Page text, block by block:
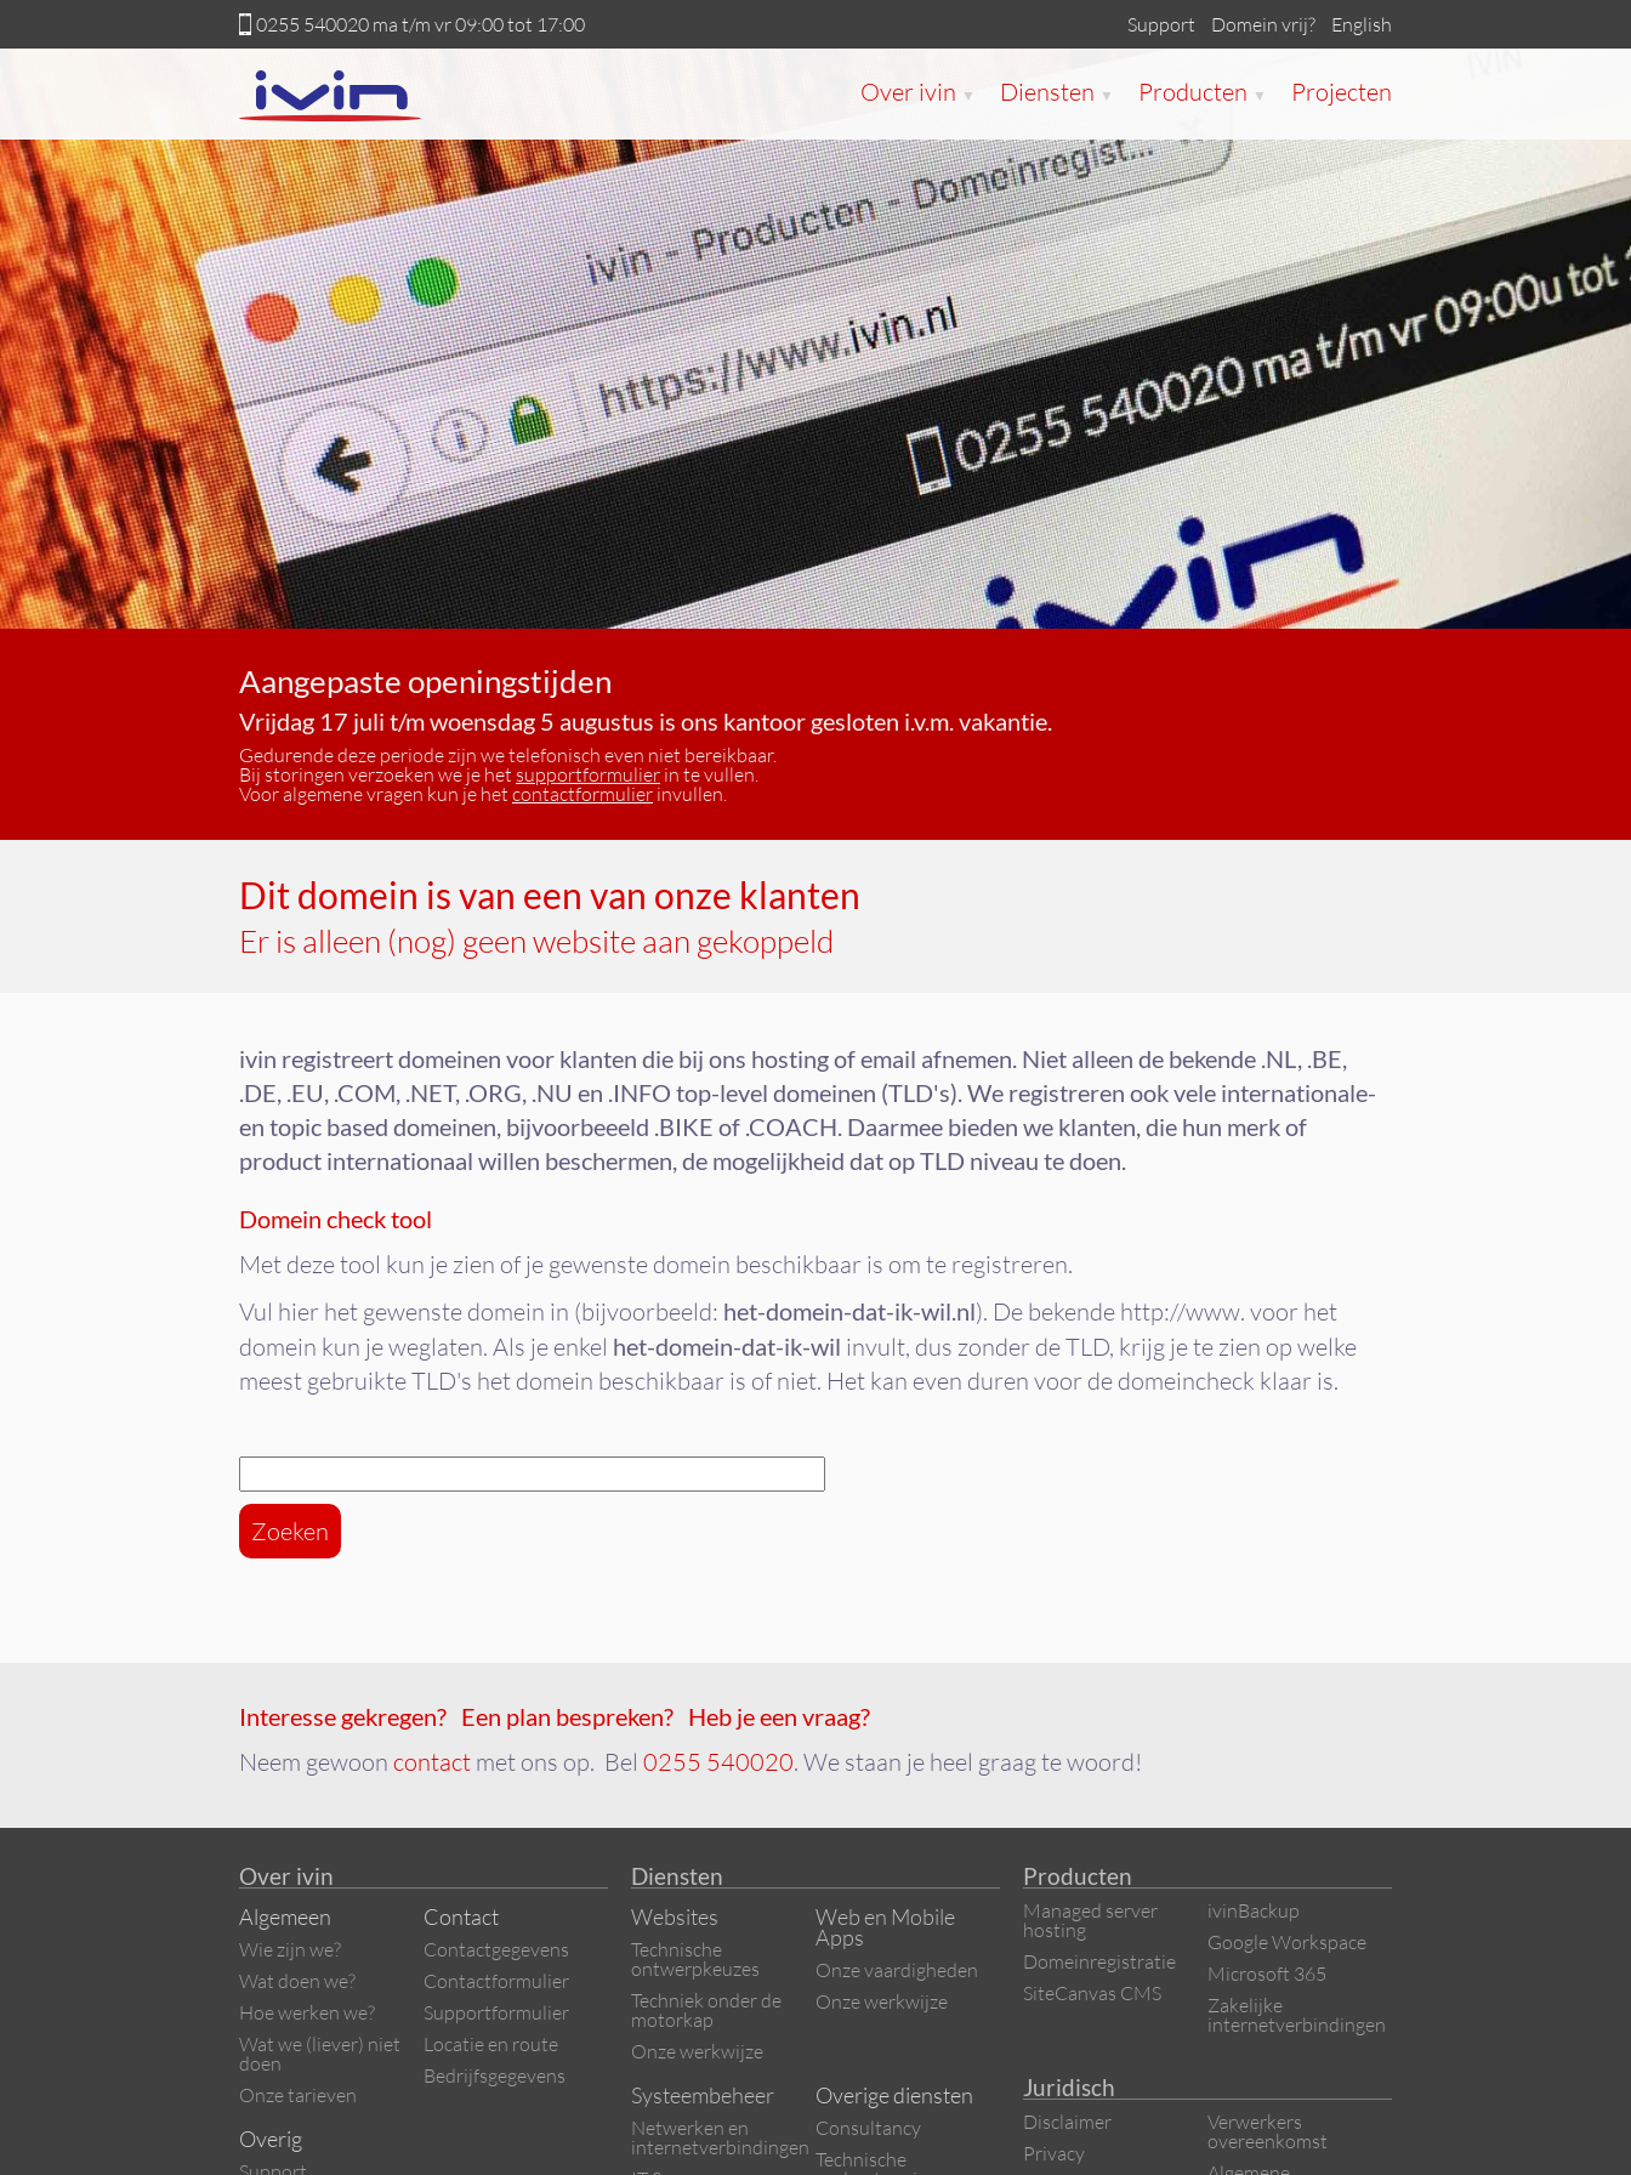
0255 540020 ma t/m vr 09:00 tot 17:00 Support Domein vrij? English
Over ivin ▼ Diensten ▼ Producten ▼ Projecten
Aangepaste openingstijden
Vrijdag 17 juli t/m woensdag 5 augustus is ons kantoor gesloten i.v.m. vakantie.
Gedurende deze periode zijn we telefonisch even niet bereikbaar.
Bij storingen verzoeken we je het supportformulier in te vullen.
Voor algemene vragen kun je het contactformulier invullen.
Dit domein is van een van onze klanten
Er is alleen (nog) geen website aan gekoppeld
ivin registreert domeinen voor klanten die bij ons hosting of email afnemen. Niet alleen de bekende .NL, .BE,
.DE, .EU, .COM, .NET, .ORG, .NU en .INFO top-level domeinen (TLD's). We registreren ook vele internationale-
en topic based domeinen, bijvoorbeeeld .BIKE of .COACH. Daarmee bieden we klanten, die hun merk of
product internationaal willen beschermen, de mogelijkheid dat op TLD niveau te doen.
Domein check tool
Met deze tool kun je zien of je gewenste domein beschikbaar is om te registreren.
Vul hier het gewenste domein in (bijvoorbeeld: het-domein-dat-ik-wil.nl). De bekende http://www. voor het
domein kun je weglaten. Als je enkel het-domein-dat-ik-wil invult, dus zonder de TLD, krijg je te zien op welke
meest gebruikte TLD's het domein beschikbaar is of niet. Het kan even duren voor de domeincheck klaar is.
Interesse gekregen? Een plan bespreken? Heb je een vraag?
Neem gewoon contact met ons op. Bel 0255 540020. We staan je heel graag te woord!
Over ivin
Algemeen
Wie zijn we?
Wat doen we?
Hoe werken we?
Wat we (liever) niet
doen
Onze tarieven
Contact
Contactgegevens
Contactformulier
Supportformulier
Locatie en route
Bedrijfsgegevens
Overig
Diensten
Websites
Technische
ontwerpkeuzes
Techniek onder de
motorkap
Onze werkwijze
Web en Mobile
Apps
Onze vaardigheden
Onze werkwijze
Systeembeheer
Netwerken en
internetverbindingen
Overige diensten
Consultancy
Technische
Producten
Managed server
hosting
Domeinregistratie
SiteCanvas CMS
ivinBackup
Google Workspace
Microsoft 365
Zakelijke
internetverbindingen
Juridisch
Disclaimer
Privacy
Verwerkers
overeenkomst